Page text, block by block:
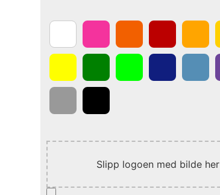
Slipp logoen med bilde her